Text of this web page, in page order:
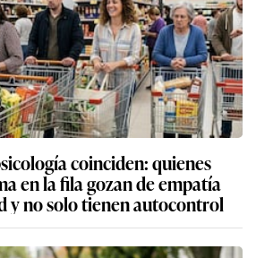
coinciden: quienes
en la fila gozan de empatía
y no solo tienen autocontrol